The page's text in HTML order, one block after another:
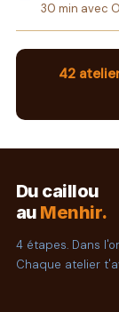
30 min avec
42
Du caillou
au Menhir.
4 étapes. Dans
Chaque atelier